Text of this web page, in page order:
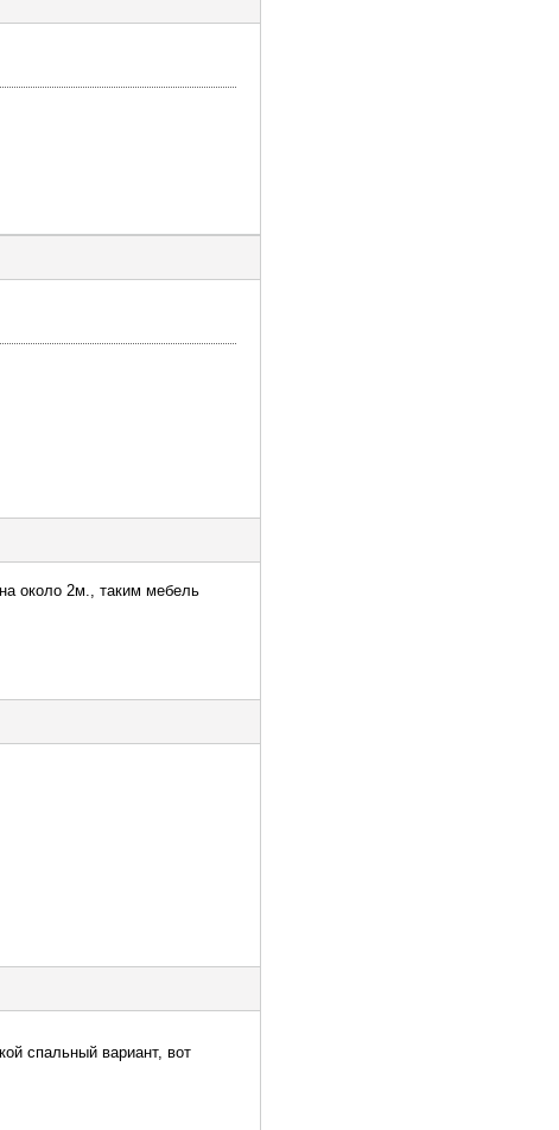
около 2м., таким мебель
спальный вариант, вот